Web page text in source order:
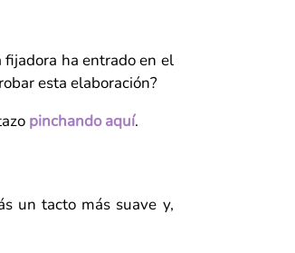
fijadora ha entrado en el
esta elaboración?
pinchando aquí.
un tacto más suave y,